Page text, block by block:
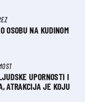
OSOBU NA KUDINOM
UPORNOSTI I
ATRAKCIJA JE KOJU